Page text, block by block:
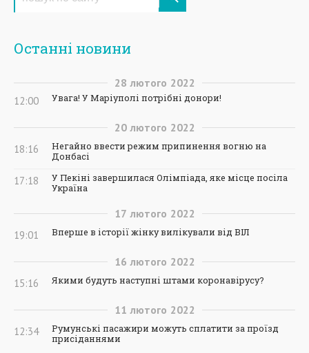
Останні новини
28 лютого 2022
12:00 Увага! У Маріуполі потрібні донори!
20 лютого 2022
18:16
Негайно ввести режим припинення вогню на
Донбасі
17:18
У Пекіні завершилася Олімпіада, яке місце посіла
Україна
17 лютого 2022
19:01 Вперше в історії жінку вилікували від ВІЛ
16 лютого 2022
15:16 Якими будуть наступні штами коронавірусу?
11 лютого 2022
12:34
Румунські пасажири можуть сплатити за проїзд
присіданнями